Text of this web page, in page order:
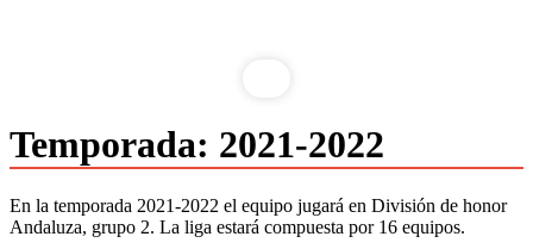
Temporada: 2021-2022
En la temporada 2021-2022 el equipo jugará en División de honor
Andaluza, grupo 2. La liga estará compuesta por 16 equipos.